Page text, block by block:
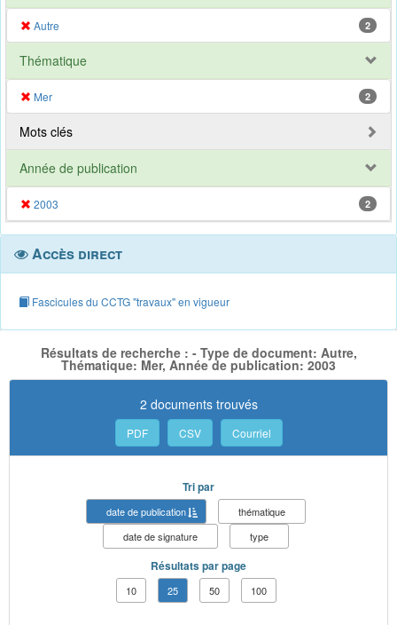
Autre 2
Thématique
Mer 2
Mots clés
Année de publication
2003 2
Accès direct
Fascicules du CCTG "travaux" en vigueur
Résultats de recherche : - Type de document: Autre,
Thématique: Mer, Année de publication: 2003
2 documents trouvés
PDF CSV Courriel
Tri par
date de publication
thématique
date de signature
type
Résultats par page
10 25 50 100